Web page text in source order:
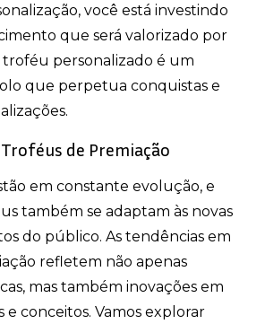
você está investindo
que será valorizado por
troféu personalizado é um
que perpetua conquistas e
de Premiação
em constante evolução, e
também se adaptam às novas
do público. As tendências em
refletem não apenas
mas também inovações em
e conceitos. Vamos explorar